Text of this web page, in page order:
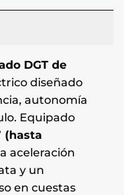
DGT de
diseñado
autonomía
Equipado
(hasta
aceleración
y un
en cuestas